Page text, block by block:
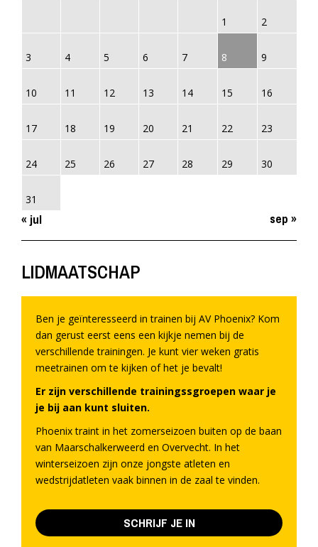
1 2
3 4 5 6 7 8 9
10 11 12 13 14 15 16
17 18 19 20 21 22 23
24 25 26 27 28 29 30
31
« jul sep »
LIDMAATSCHAP
Ben je geïnteresseerd in trainen bij AV Phoenix? Kom
dan gerust eerst eens een kijkje nemen bij de
verschillende trainingen. Je kunt vier weken gratis
meetrainen om te kijken of het je bevalt!
Er zijn verschillende trainingssgroepen waar je
je bij aan kunt sluiten.
Phoenix traint in het zomerseizoen buiten op de baan
van Maarschalkerweerd en Overvecht. In het
winterseizoen zijn onze jongste atleten en
wedstrijdatleten vaak binnen in de zaal te vinden.
SCHRIJF JE IN